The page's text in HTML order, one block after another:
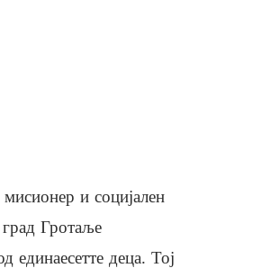
и социјален
Гротаље
единаесетте деца. Тој